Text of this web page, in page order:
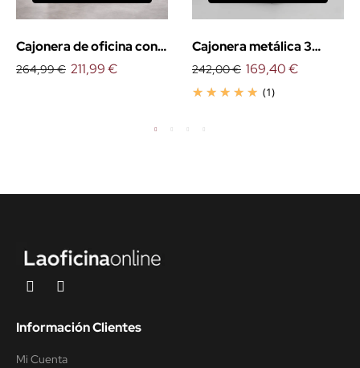
Cajonera de oficina con
ruedas
264,99 € 211,99 €
Cajonera metálica 3
cajones Atenas
242,00 €
(1)
169,40 €
Información Clientes
Mi Cuenta